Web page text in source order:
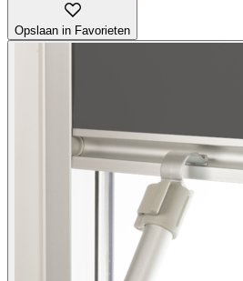
Opslaan in Favorieten